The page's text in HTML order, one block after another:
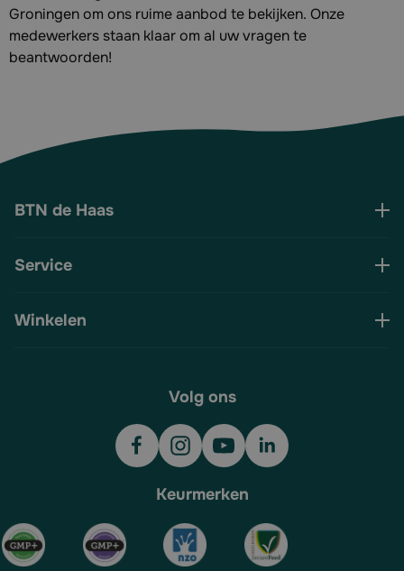
Groningen om ons ruime aanbod te bekijken. Onze
medewerkers staan klaar om al uw vragen te
beantwoorden!
BTN de Haas
Service
Winkelen
Volg ons
Keurmerken